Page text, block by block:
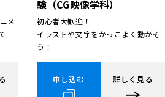
メ
験（CG映像学科）
初心者大歓迎！
イラストや文字をかっこよく動かそ
う！
申し込む 詳しく見る